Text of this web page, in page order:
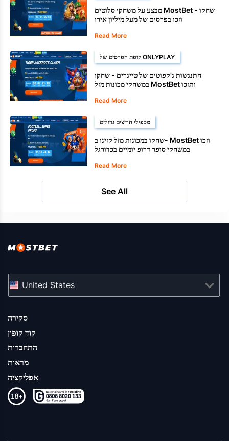
מבצע על משחקי סלוטים MostBet - שחקו
וזכו בפרסים של מעל מיליון אירו
Read More
קופת הפרסים של ONLYPLAY
התנגשות ג'קפוטים של טייגרים - שחקו
במשחקי מכונות מזל MostBet ותזכו
Read More
מכפילי חריצים גדולים
שחקו במכונות מזל קזינו ב- MostBet וזכו
במשחקי סופר דרופ יומיים בכדורגל
Read More
See All
סקירה
קוד קופון
התחברות
מראות
אפליקציה
United States